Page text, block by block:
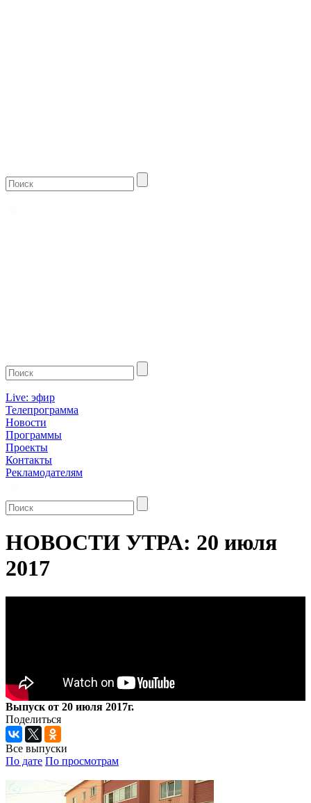
Live: эфир
Телепрограмма
Новости
Программы
Проекты
Контакты
Рекламодателям
НОВОСТИ УТРА: 20 июля
2017
Выпуск от 20 июля 2017г.
Поделиться
Все выпуски
По дате По просмотрам